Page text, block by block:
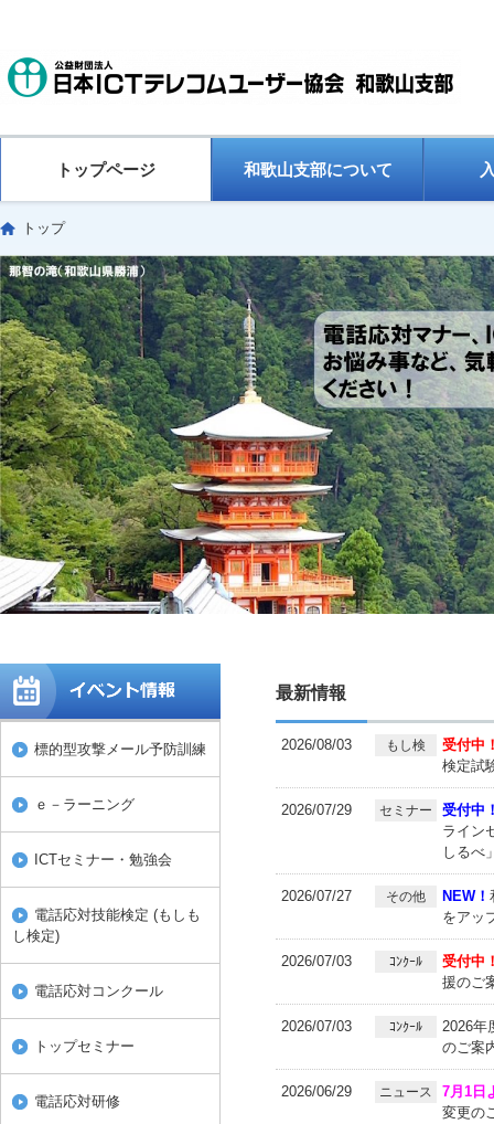
トップページ 和歌山支部について
トップ
標的型攻撃メール予防訓練
ｅ－ラーニング
ICTセミナー・勉強会
電話応対技能検定 (もしも
し検定)
電話応対コンクール
トップセミナー
電話応対研修
最新情報
2026/08/03 もし検
受付中
検定試
2026/07/29 セミナー
受付中
ライン
しるべ
2026/07/27 その他 NEW！
をアッ
2026/07/03 ｺﾝｸｰﾙ
受付中
援のご
2026/07/03 ｺﾝｸｰﾙ
2026年
のご案
2026/06/29 ニュース
7月1日
変更の